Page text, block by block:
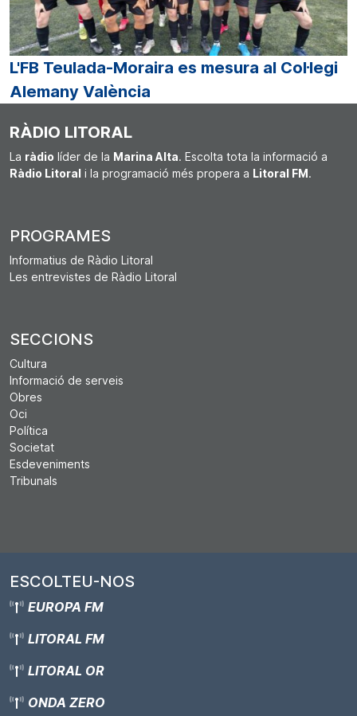
L'FB Teulada-Moraira es mesura al Col·legi
Alemany València
RÀDIO LITORAL
La ràdio líder de la Marina Alta. Escolta tota la informació a
Ràdio Litoral i la programació més propera a Litoral FM.
PROGRAMES
Informatius de Ràdio Litoral
Les entrevistes de Ràdio Litoral
SECCIONS
Cultura
Informació de serveis
Obres
Oci
Política
Societat
Esdeveniments
Tribunals
ESCOLTEU-NOS
EUROPA FM
LITORAL FM
LITORAL OR
ONDA ZERO